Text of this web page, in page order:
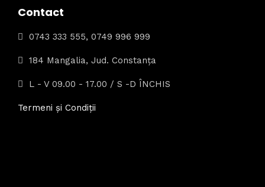
Contact
0743 333 555, 0749 996 999
184 Mangalia, Jud. Constanța
L - V 09.00 - 17.00 / S -D ÎNCHIS
Termeni și Condiții